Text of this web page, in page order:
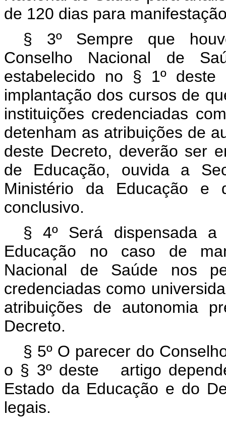
de 120 dias para
§ 3º Sempre que
Conselho Nacional de
estabelecido no § 1º
implantação dos cursos de
instituições credenciadas
detenham as atribuições de
deste Decreto, deverão ser
de Educação, ouvida a
Ministério da Educação e
conclusivo.
§ 4º Será dispensada a
Educação no caso de
Nacional de Saúde nos
credenciadas como
atribuições de autonomia
Decreto.
§ 5º O parecer do
o § 3º deste artigo
Estado da Educação e do
legais.